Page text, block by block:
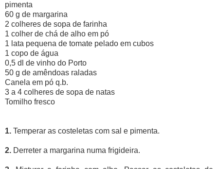
pimenta
60 g de margarina
2 colheres de sopa de farinha
1 colher de chá de alho em pó
1 lata pequena de tomate pelado em cubos
1 copo de água
0,5 dl de vinho do Porto
50 g de amêndoas raladas
Canela em pó q.b.
3 a 4 colheres de sopa de natas
Tomilho fresco
1. Temperar as costeletas com sal e pimenta.
2. Derreter a margarina numa frigideira.